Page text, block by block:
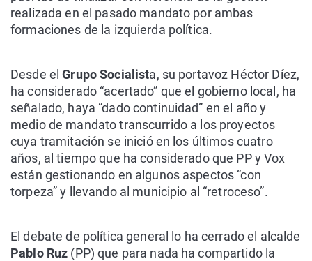
realizada en el pasado mandato por ambas
formaciones de la izquierda política.
Desde elGrupo Socialista, su portavoz Héctor Díez,
ha considerado “acertado” que el gobierno local, ha
señalado, haya “dado continuidad” en el año y
medio de mandato transcurrido a los proyectos
cuya tramitación se inició en los últimos cuatro
años, al tiempo que ha considerado que PP y Vox
están gestionando en algunos aspectos “con
torpeza” y llevando al municipio al “retroceso”.
El debate de política general lo ha cerrado el alcalde
Pablo Ruz (PP) que para nada ha compartido la